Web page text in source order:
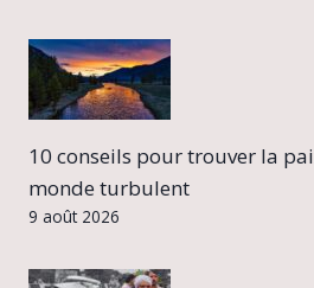
10 conseils pour trouver la
monde turbulent
9 août 2026